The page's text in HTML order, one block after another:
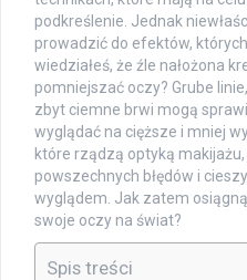
podkreślenie. Jednak
prowadzić do efektów,
wiedziałeś, że źle nałożona
pomniejszać oczy? Grube
zbyt ciemne brwi mogą
wyglądać na cięższe i mniej
które rządzą optyką
powszechnych błędów i
wyglądem. Jak zatem
swoje oczy na świat?
Spis treści